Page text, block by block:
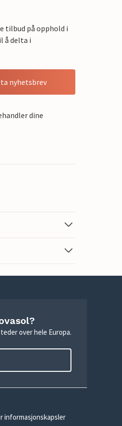
tilbud på opphold i
å delta i
nyhetsbrev
dine
over hele Europa.
informasjonskapsler